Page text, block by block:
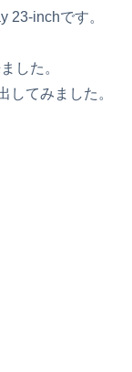
23-inchです。
した。
してみました。